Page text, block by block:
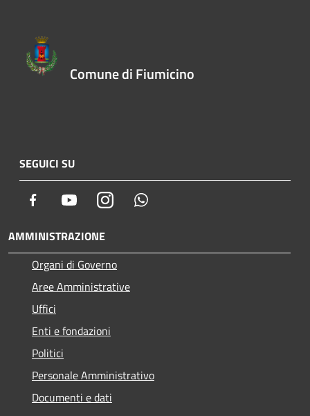
Comune di Fiumicino
SEGUICI SU
Facebook YoutubeInstagram
AMMINISTRAZIONE
Organi di Governo
Aree Amministrative
Uffici
Enti e fondazioni
Politici
Personale Amministrativo
Documenti e dati